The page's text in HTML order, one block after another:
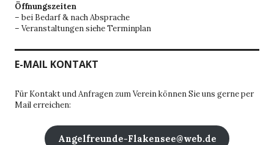
Öffnungszeiten
– bei Bedarf & nach Absprache
– Veranstaltungen siehe Terminplan
E-MAIL KONTAKT
Für Kontakt und Anfragen zum Verein können Sie uns gerne per
Mail erreichen:
Angelfreunde-Flakensee@web.de